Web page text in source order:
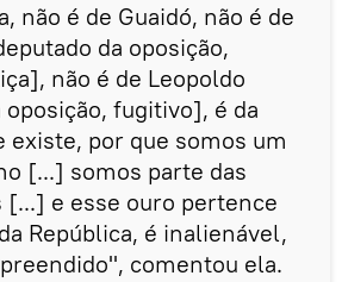
não é de Guaidó, não é de
da oposição,
não é de Leopoldo
fugitivo], é da
existe, por que somos um
[...] somos parte das
[...] e esse ouro pertence
República, é inalienável,
comentou ela.